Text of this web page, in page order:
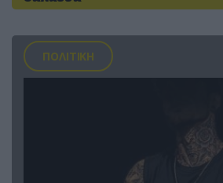
ΠΟΛΙΤΙΚΗ